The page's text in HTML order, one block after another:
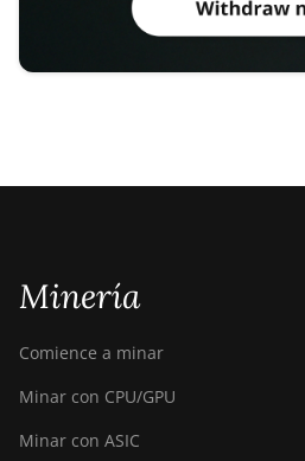
Minería
Comience a minar
Minar con CPU/GPU
Minar con ASIC